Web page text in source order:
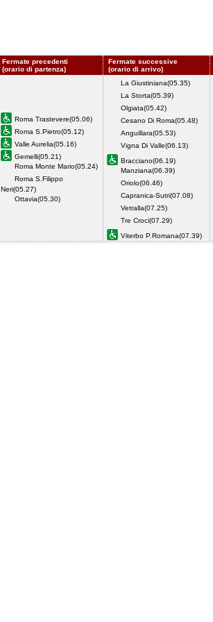
Fermate precedenti
(orario di partenza)
Fermate successive
(orario di arrivo)
Roma Trastevere(05.06)
Roma S.Pietro(05.12)
Valle Aurelia(05.16)
Gemelli(05.21)
Roma Monte Mario(05.24)
Roma S.Filippo
Neri(05.27)
Ottavia(05.30)
La Giustiniana(05.35)
La Storta(05.39)
Olgiata(05.42)
Cesano Di Roma(05.48)
Anguillara(05.53)
Vigna Di Valle(06.13)
Bracciano(06.19)
Manziana(06.39)
Oriolo(06.46)
Capranica-Sutri(07.08)
Vetralla(07.25)
Tre Croci(07.29)
Viterbo P.Romana(07.39)